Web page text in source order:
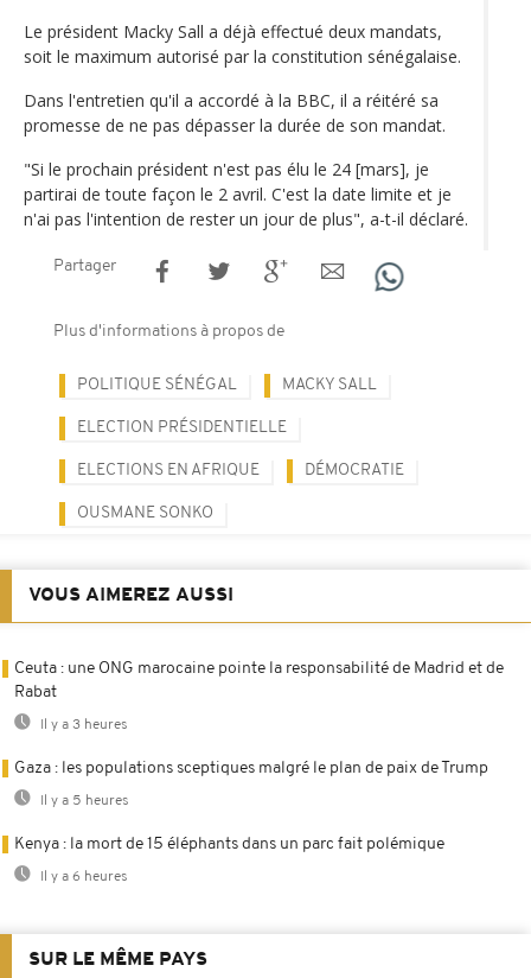
Le président Macky Sall a déjà effectué deux mandats,
soit le maximum autorisé par la constitution sénégalaise.
Dans l'entretien qu'il a accordé à la BBC, il a réitéré sa
promesse de ne pas dépasser la durée de son mandat.
"Si le prochain président n'est pas élu le 24 [mars], je
partirai de toute façon le 2 avril. C'est la date limite et je
n'ai pas l'intention de rester un jour de plus", a-t-il déclaré.
Partager
Plus d'informations à propos de
POLITIQUE SÉNÉGAL MACKY SALL
ELECTION PRÉSIDENTIELLE
ELECTIONS EN AFRIQUE DÉMOCRATIE
OUSMANE SONKO
VOUS AIMEREZ AUSSI
Ceuta : une ONG marocaine pointe la responsabilité de Madrid et de
Rabat
Il y a 3 heures
Gaza : les populations sceptiques malgré le plan de paix de Trump
Il y a 5 heures
Kenya : la mort de 15 éléphants dans un parc fait polémique
Il y a 6 heures
SUR LE MÊME PAYS